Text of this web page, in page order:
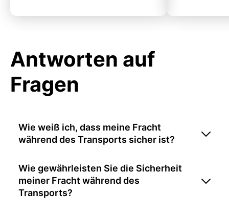
Antworten auf
Fragen
Wie weiß ich, dass meine Fracht
während des Transports sicher ist?
Wie gewährleisten Sie die Sicherheit
meiner Fracht während des
Transports?